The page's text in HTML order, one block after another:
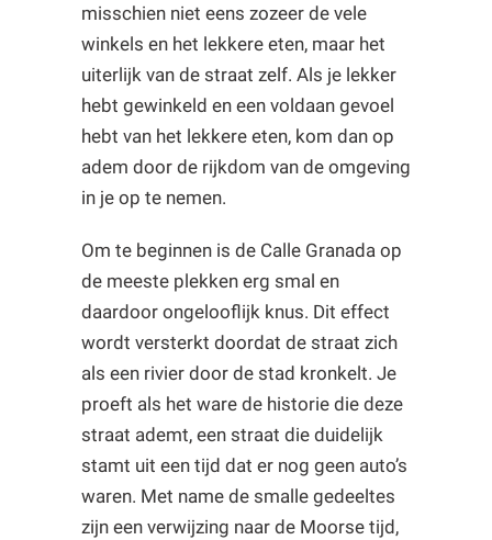
misschien niet eens zozeer de vele
winkels en het lekkere eten, maar het
uiterlijk van de straat zelf. Als je lekker
hebt gewinkeld en een voldaan gevoel
hebt van het lekkere eten, kom dan op
adem door de rijkdom van de omgeving
in je op te nemen.
Om te beginnen is de Calle Granada op
de meeste plekken erg smal en
daardoor ongelooflijk knus. Dit effect
wordt versterkt doordat de straat zich
als een rivier door de stad kronkelt. Je
proeft als het ware de historie die deze
straat ademt, een straat die duidelijk
stamt uit een tijd dat er nog geen auto’s
waren. Met name de smalle gedeeltes
zijn een verwijzing naar de Moorse tijd,